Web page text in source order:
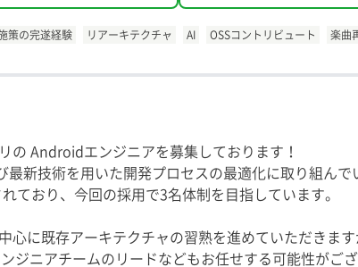
策の完遂経験 リアーキテクチャ AI OSSコントリビュート 楽曲
の Androidエンジニアを募集しております！
新技術を用いた開発プロセスの最適化に取り組んで
ており、今回の採用で3名体制を目指しています。
心に既存アーキテクチャの習熟を進めていただきま
ジニアチームのリードなどもお任せする可能性がござ